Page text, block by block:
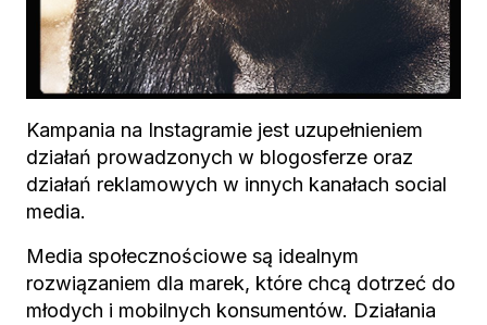
Kampania na Instagramie jest uzupełnieniem
działań prowadzonych w blogosferze oraz
działań reklamowych w innych kanałach social
media.
Media społecznościowe są idealnym
rozwiązaniem dla marek, które chcą dotrzeć do
młodych i mobilnych konsumentów. Działania